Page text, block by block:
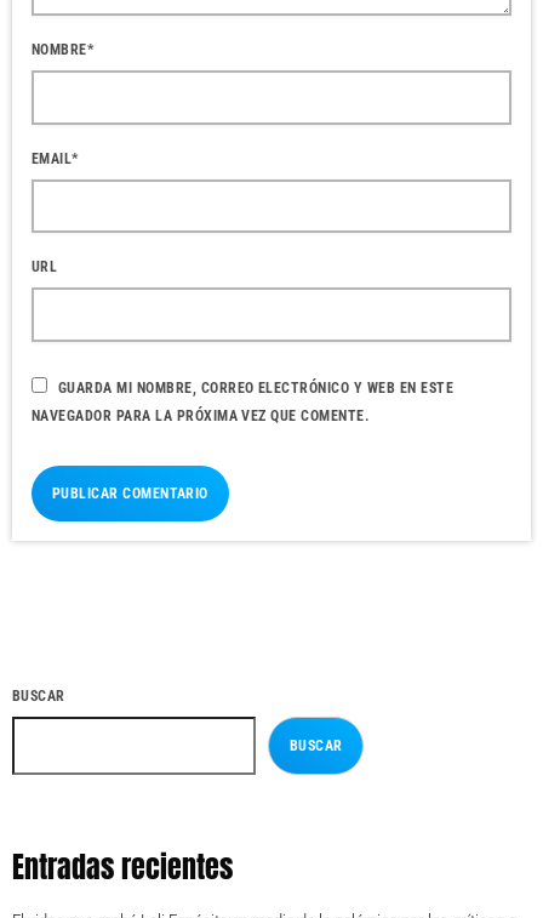
NOMBRE*
EMAIL*
URL
GUARDA MI NOMBRE, CORREO ELECTRÓNICO Y WEB EN ESTE
NAVEGADOR PARA LA PRÓXIMA VEZ QUE COMENTE.
BUSCAR
BUSCAR
Entradas recientes